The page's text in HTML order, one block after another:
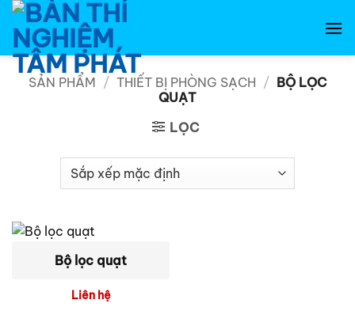
Bỏ
qua
nội
dung
SẢN PHẨM / THIẾT BỊ PHÒNG SẠCH / BỘ LỌC
QUẠT
LỌC
Bộ lọc quạt
Liên hệ